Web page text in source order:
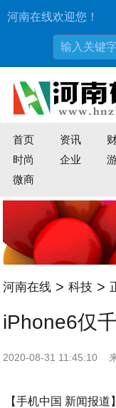
河南在线欢迎您！
首页 资讯
时尚
企业
微商
河南在线 > 科技 >
iPhone6仅
2020-08-31 11:45:10
【手机中国 新闻报